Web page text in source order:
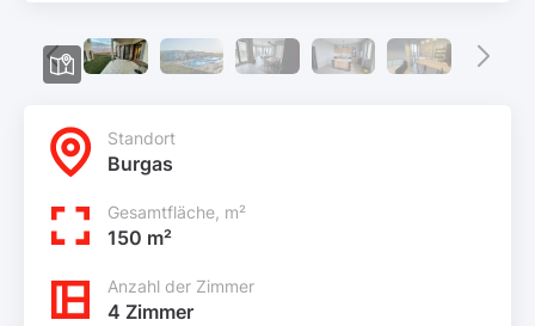
Standort
Burgas
Gesamtfläche, m²
150 m²
Anzahl der Zimmer
4 Zimmer